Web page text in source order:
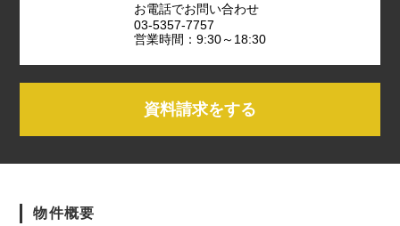
お電話でお問い合わせ
03-5357-7757
営業時間：9:30～18:30
資料請求をする
物件概要